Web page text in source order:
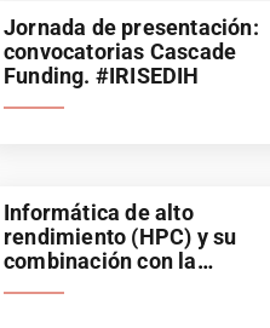
Jornada de presentación:
convocatorias Cascade
Funding. #IRISEDIH
Informática de alto
rendimiento (HPC) y su
combinación con la